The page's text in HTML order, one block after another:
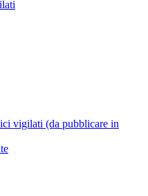
vigilati (da pubblicare in